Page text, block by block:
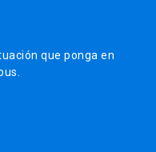
que ponga en